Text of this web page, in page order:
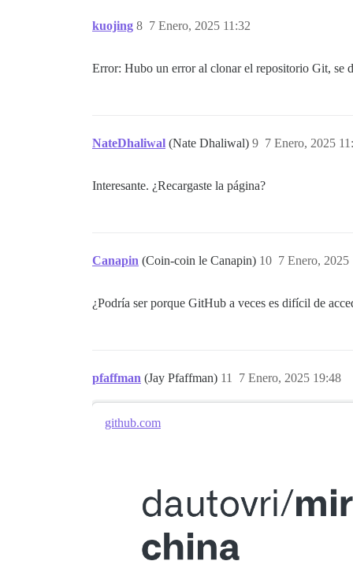
kuojing 7 Enero, 2025 11:32
8
Error: Hubo un error al clonar el repositorio Git, se
NateDhaliwal (Nate Dhaliwal) 7 Enero, 2025
9
Interesante. ¿Recargaste la página?
Canapin (Coin-coin le Canapin) 7 Enero, 2025
10
¿Podría ser porque GitHub a veces es difícil de
pfaffman (Jay Pfaffman) 7 Enero, 2025 19:48
11
github.com